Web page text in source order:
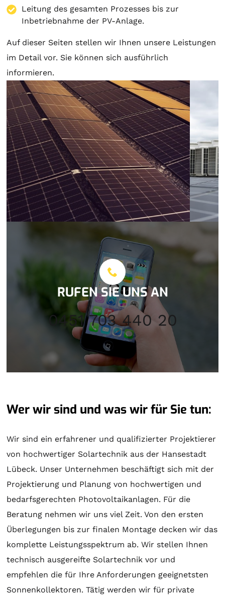
Leitung des gesamten Prozesses bis zur
Inbetriebnahme der PV-Anlage.
Auf dieser Seiten stellen wir Ihnen unsere Leistungen
im Detail vor. Sie können sich ausführlich
informieren.
RUFEN SIE UNS AN
0451 703 440 20
Wer wir sind und was wir für Sie tun:
Wir sind ein erfahrener und qualifizierter Projektierer
von hochwertiger Solartechnik aus der Hansestadt
Lübeck. Unser Unternehmen beschäftigt sich mit der
Projektierung und Planung von hochwertigen und
bedarfsgerechten Photovoltaikanlagen. Für die
Beratung nehmen wir uns viel Zeit. Von den ersten
Überlegungen bis zur finalen Montage decken wir das
komplette Leistungsspektrum ab. Wir stellen Ihnen
technisch ausgereifte Solartechnik vor und
empfehlen die für Ihre Anforderungen geeignetsten
Sonnenkollektoren. Tätig werden wir für private